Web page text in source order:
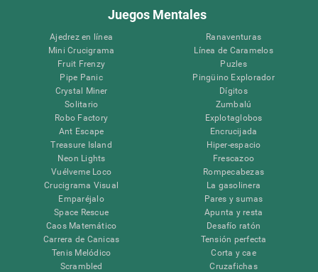
Juegos Mentales
Ajedrez en línea
Mini Crucigrama
Fruit Frenzy
Pipe Panic
Crystal Miner
Solitario
Robo Factory
Ant Escape
Treasure Island
Neon Lights
Vuélveme Loco
Crucigrama Visual
Emparéjalo
Space Rescue
Caos Matemático
Carrera de Canicas
Tenis Melódico
Scrambled
Ranaventuras
Línea de Caramelos
Puzles
Pingüino Explorador
Dígitos
Zumbalú
Explotaglobos
Encrucijada
Hiper-espacio
Frescazoo
Rompecabezas
La gasolinera
Pares y sumas
Apunta y resta
Desafío ratón
Tensión perfecta
Corta y cae
Cruzafichas